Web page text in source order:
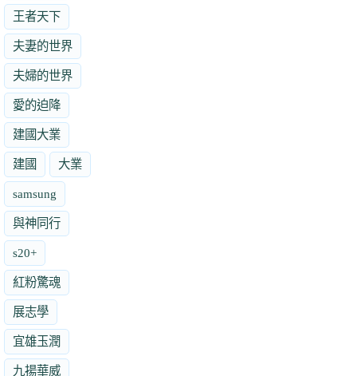
王者天下
夫妻的世界
夫婦的世界
愛的迫降
建國大業
建國 大業
samsung
與神同行
s20+
紅粉驚魂
展志學
宜雄玉潤
九揚華威